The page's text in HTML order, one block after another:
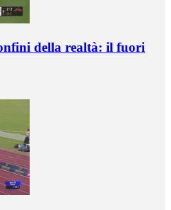
della realtà: il fuori